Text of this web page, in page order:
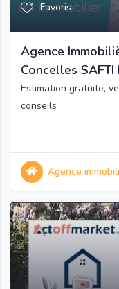
Favoris
Agence
Concelles
Estimation gratuite,
conseils
Agence